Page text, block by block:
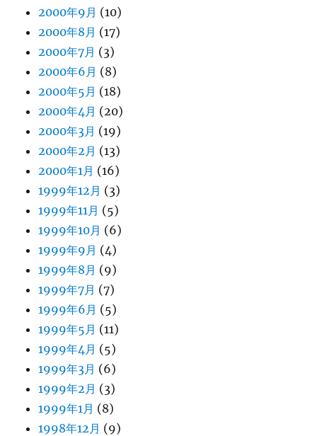
2000年9月 (10)
2000年8月 (17)
2000年7月 (3)
2000年6月 (8)
2000年5月 (18)
2000年4月 (20)
2000年3月 (19)
2000年2月 (13)
2000年1月 (16)
1999年12月 (3)
1999年11月 (5)
1999年10月 (6)
1999年9月 (4)
1999年8月 (9)
1999年7月 (7)
1999年6月 (5)
1999年5月 (11)
1999年4月 (5)
1999年3月 (6)
1999年2月 (3)
1999年1月 (8)
1998年12月 (9)